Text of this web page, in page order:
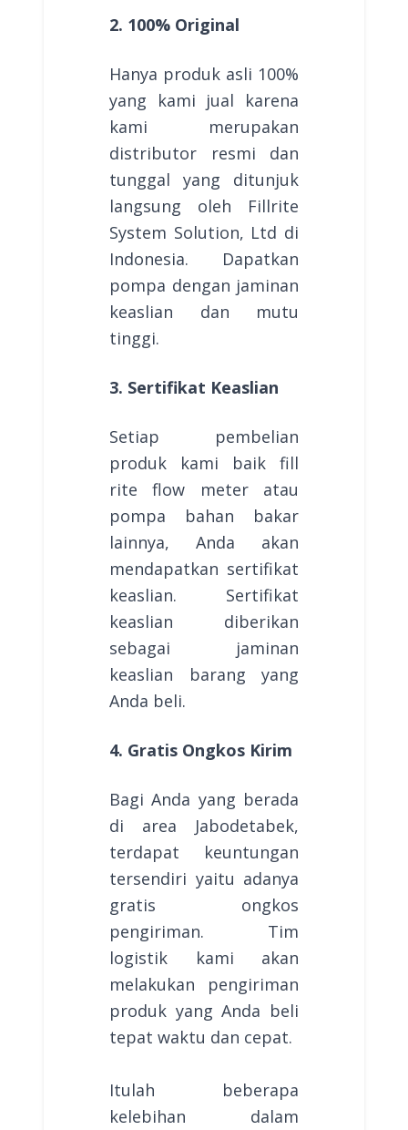
2. 100% Original
Hanya produk asli 100%
yang kami jual karena
kami merupakan
distributor resmi dan
tunggal yang ditunjuk
langsung oleh Fillrite
System Solution, Ltd di
Indonesia. Dapatkan
pompa dengan jaminan
keaslian dan mutu
tinggi.
3. Sertifikat Keaslian
Setiap pembelian
produk kami baik fill
rite flow meter atau
pompa bahan bakar
lainnya, Anda akan
mendapatkan sertifikat
keaslian. Sertifikat
keaslian diberikan
sebagai jaminan
keaslian barang yang
Anda beli.
4. Gratis Ongkos Kirim
Bagi Anda yang berada
di area Jabodetabek,
terdapat keuntungan
tersendiri yaitu adanya
gratis ongkos
pengiriman. Tim
logistik kami akan
melakukan pengiriman
produk yang Anda beli
tepat waktu dan cepat.
Itulah beberapa
kelebihan dalam